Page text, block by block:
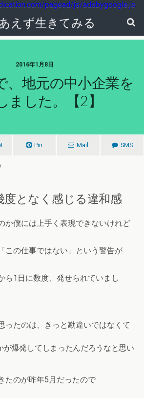
pagead/js/adsbygoogle.js
えず生きてみる
2016年1月8日
、地元の中小企業を
ました。【2】
Pin Mail SMS
度となく感じる違和感
か僕には上手く表現できないけれど
この仕事ではない」という警告が
ら1日に数度、発せられていまし
ったのは、きっと勘違いではなくて
が爆発してしまったんだろうなと思い
たのが昨年5月だったので